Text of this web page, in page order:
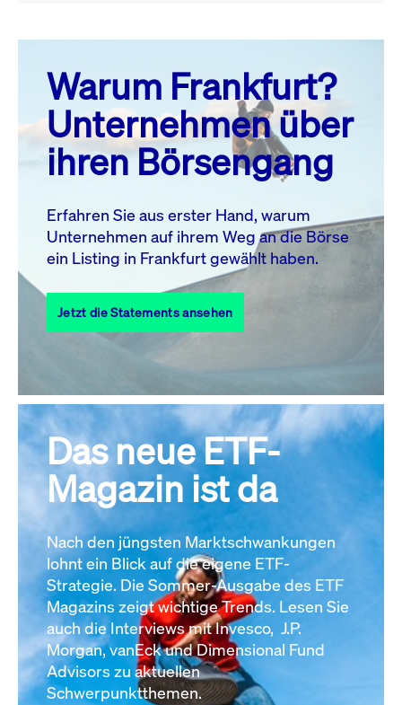
August 26
MO. DI. MI. DO. FR. SA. SO.
1
2
3
4 5 6 7 8
10 11 13 14
17
18 19 20 21 22
23
27 28
31
Alle Events
Warum Frankfurt?
Unternehmen über
ihren Börsengang
Erfahren Sie aus erster Hand, warum
Unternehmen auf ihrem Weg an die Börse
ein Listing in Frankfurt gewählt haben.
Jetzt die Statements ansehen
Das neue ETF-
Magazin ist da
Nach den jüngsten Marktschwankungen
lohnt ein Blick auf die eigene ETF-
Strategie. Die Sommer-Ausgabe des ETF
Magazins zeigt wichtige Trends. Lesen Sie
auch die Interviews mit Invesco, J.P.
Morgan, vanEck und Dimensional Fund
Advisors zu aktuellen
Schwerpunktthemen.